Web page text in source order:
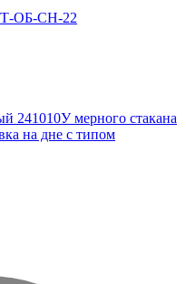
ОБ-СН-22
241010У мерного стакана
на дне с типом